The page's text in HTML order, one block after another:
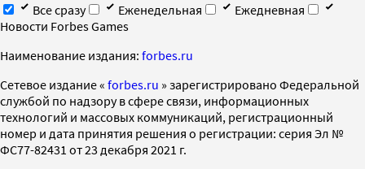
Все сразу
Еженедельная
Ежедневная
Новости Forbes Games
Наименование издания: forbes.ru
Cетевое издание « forbes.ru » зарегистрировано Федеральной
службой по надзору в сфере связи, информационных
технологий и массовых коммуникаций, регистрационный
номер и дата принятия решения о регистрации: серия Эл №
ФС77-82431 от 23 декабря 2021 г.